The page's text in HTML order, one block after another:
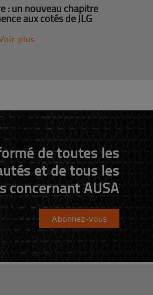
: un nouveau chapitre
aux côtés de JLG
plus
de toutes les
et de tous les
concernant AUSA
Abonnez-vous